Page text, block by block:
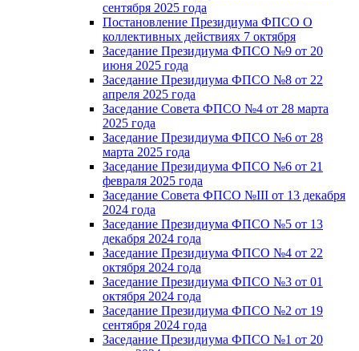
сентября 2025 года
Постановление Президиума ФПСО О
коллективных действиях 7 октября
Заседание Президиума ФПСО №9 от 20
июня 2025 года
Заседание Президиума ФПСО №8 от 22
апреля 2025 года
Заседание Совета ФПСО №4 от 28 марта
2025 года
Заседание Президиума ФПСО №6 от 28
марта 2025 года
Заседание Президиума ФПСО №6 от 21
февраля 2025 года
Заседание Совета ФПСО №III от 13 декабря
2024 года
Заседание Президиума ФПСО №5 от 13
декабря 2024 года
Заседание Президиума ФПСО №4 от 22
октября 2024 года
Заседание Президиума ФПСО №3 от 01
октября 2024 года
Заседание Президиума ФПСО №2 от 19
сентября 2024 года
Заседание Президиума ФПСО №1 от 20